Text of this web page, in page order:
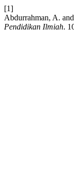
[1]
Abdurrahman, A.
Pendidikan Ilmiah.